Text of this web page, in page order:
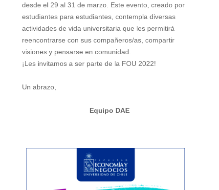
desde el 29 al 31 de marzo. Este evento, creado por
estudiantes para estudiantes, contempla diversas
actividades de vida universitaria que les permitirá
reencontrarse con sus compañeros/as, compartir
visiones y pensarse en comunidad.
¡Les invitamos a ser parte de la FOU 2022!
Un abrazo,
Equipo DAE